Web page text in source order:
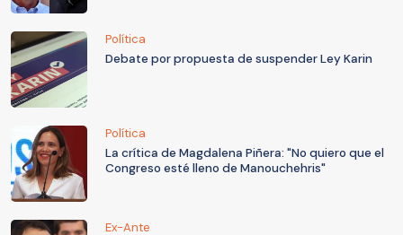
Política
Debate por propuesta de suspender Ley Karin
Política
La crítica de Magdalena Piñera: "No quiero que el
Congreso esté lleno de Manouchehris"
Ex-Ante